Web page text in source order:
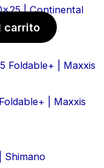
| Continental
carrito
| Maxxis